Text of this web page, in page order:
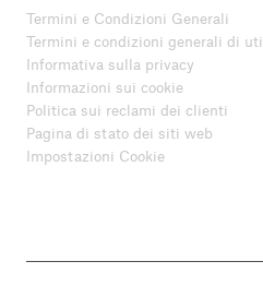
Termini e Condizioni Generali
Termini e condizioni generali di
Informativa sulla privacy
Informazioni sui cookie
Politica sui reclami dei clienti
Pagina di stato dei siti web
Impostazioni Cookie